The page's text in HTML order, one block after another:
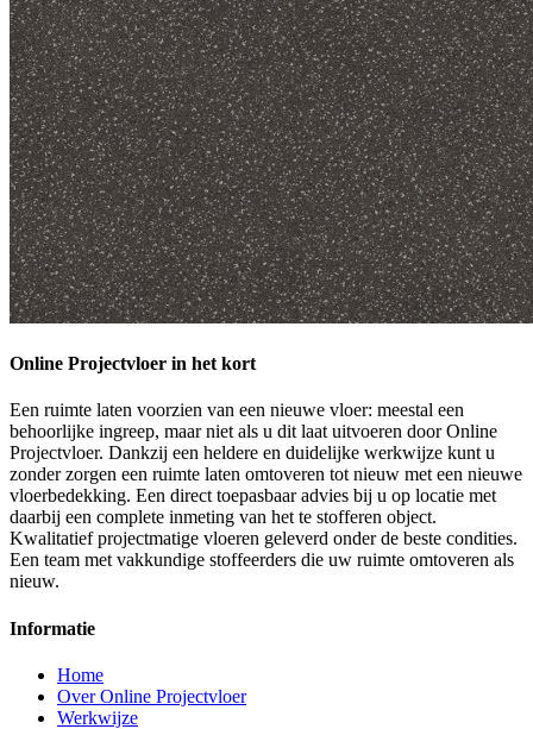
Online Projectvloer in het kort
Een ruimte laten voorzien van een nieuwe vloer: meestal een
behoorlijke ingreep, maar niet als u dit laat uitvoeren door Online
Projectvloer. Dankzij een heldere en duidelijke werkwijze kunt u
zonder zorgen een ruimte laten omtoveren tot nieuw met een nieuwe
vloerbedekking. Een direct toepasbaar advies bij u op locatie met
daarbij een complete inmeting van het te stofferen object.
Kwalitatief projectmatige vloeren geleverd onder de beste condities.
Een team met vakkundige stoffeerders die uw ruimte omtoveren als
nieuw.
Informatie
Home
Over Online Projectvloer
Werkwijze